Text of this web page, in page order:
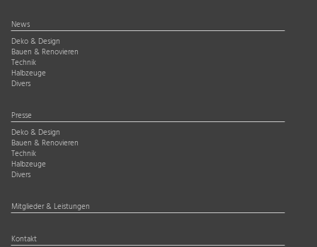
News
Deko & Design
Bauen & Renovieren
Technik
Halbzeuge
Divers
Presse
Deko & Design
Bauen & Renovieren
Technik
Halbzeuge
Divers
Mitglieder & Leistungen
Kontakt